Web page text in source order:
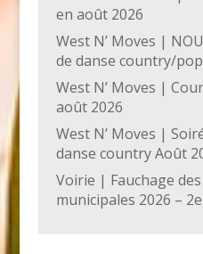
en août 2026
West N’ Moves |
de danse country/
West N’ Moves |
août 2026
West N’ Moves |
danse country Août
Voirie | Fauchage
municipales 2026 –